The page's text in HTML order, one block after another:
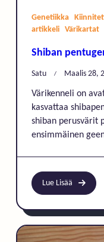
Genetiikka
artikkeli
Värikartat
Shiban
Satu Maalis 28,
Värikenneli on
kasvattaa
shiban perusvärit
ensimmäinen
Lue Lisää